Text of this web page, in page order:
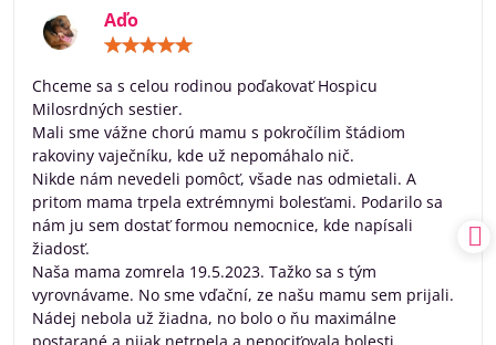
Aďo
5
Chceme sa s celou rodinou poďakovať Hospicu
Milosrdných sestier.
Mali sme vážne chorú mamu s pokročílim štádiom
rakoviny vaječníku, kde už nepomáhalo nič.
Nikde nám nevedeli pomôcť, všade nas odmietali. A
pritom mama trpela extrémnymi bolesťami. Podarilo sa
nám ju sem dostať formou nemocnice, kde napísali
žiadosť.
Naša mama zomrela 19.5.2023. Tažko sa s tým
vyrovnávame. No sme vďační, ze našu mamu sem prijali.
Nádej nebola už žiadna, no bolo o ňu maximálne